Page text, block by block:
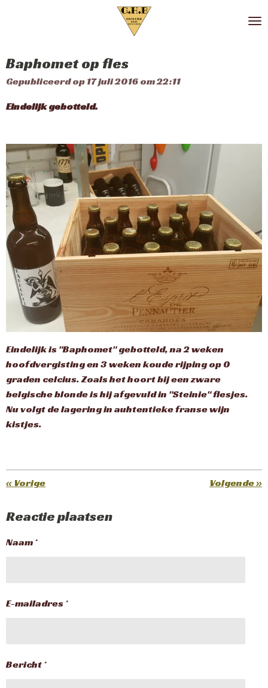
de
hoofdinhoud
Baphomet op fles
Gepubliceerd op 17 juli 2016 om 22:11
Eindelijk gebotteld.
Eindelijk is "Baphomet" gebotteld, na 2 weken
hoofdvergisting en 3 weken koude rijping op 0
graden celcius. Zoals het hoort bij een zware
belgische blonde is hij afgevuld in "Steinie" flesjes.
Nu volgt de lagering in auhtentieke franse wijn
kistjes.
« Vorige Volgende»
Reactie plaatsen
Naam *
E-mailadres *
Bericht *